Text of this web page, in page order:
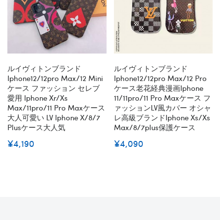
ルイヴィトンブランド
Iphone12/12pro Max/12 Mini
ケース ファッション セレブ
愛用 Iphone Xr/xs
Max/11pro/11 Pro Maxケース
大人可愛い LV Iphone X/8/7
Plusケース大人気
¥4,190
ルイヴィトンブランド
Iphone12/12pro Max/12 Pro
ケース老花経典漫画iphone
11/11pro/11 Pro Maxケース フ
ァッションLV風カバー オシャ
レ高級ブランドiphone Xs/xs
Max/8/7plus保護ケース
¥4,090